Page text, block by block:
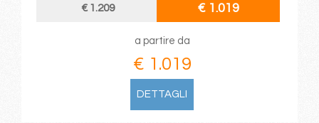
€ 1.209
€ 1.019
a partire da
€ 1.019
DETTAGLI